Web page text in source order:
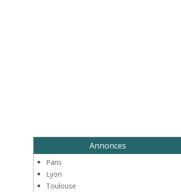
Annonces
Paris
Lyon
Toulouse